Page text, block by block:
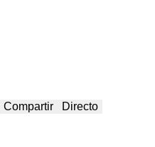
Compartir Directo